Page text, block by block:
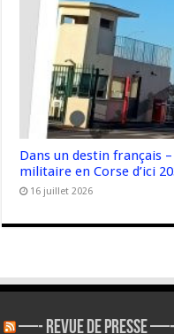
Dans un destin français
militaire en Corse d’ici
16 juillet 2026
—- REVUE DE PRESSE —-